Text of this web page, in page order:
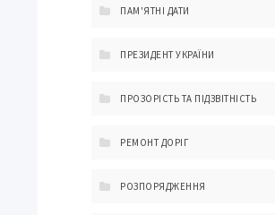
ПАМ'ЯТНІ ДАТИ
ПРЕЗИДЕНТ УКРАЇНИ
ПРОЗОРІСТЬ ТА ПІДЗВІТНІСТЬ
РЕМОНТ ДОРІГ
РОЗПОРЯДЖЕННЯ